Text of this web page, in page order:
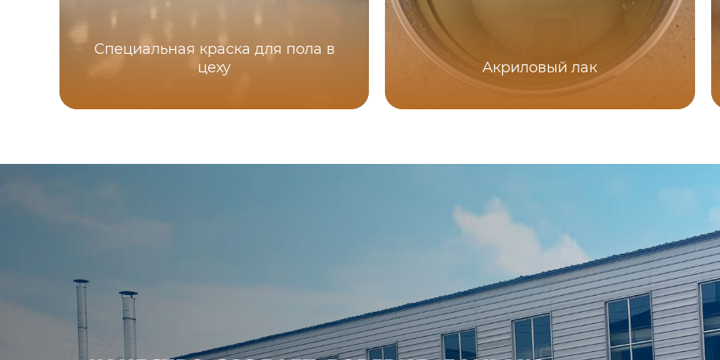
Специальная краска для пола в
цеху
Акриловый лак